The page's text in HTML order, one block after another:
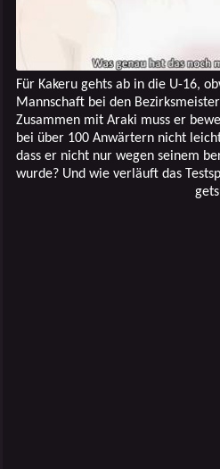
Für Kakeru gehts ab in die U-16,
Mannschaft bei den
Zusammen mit Araki muss er
bei über 100 Anwärtern nicht
dass er nicht nur wegen seinem
wurde? Und wie verläuft das